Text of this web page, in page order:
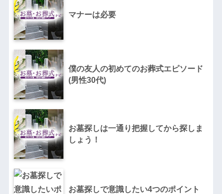
マナーは必要
僕の友人の初めてのお葬式エピソード
(男性30代)
お墓探しは一通り把握してから探しま
しょう！
お墓探しで意識したい4つのポイント